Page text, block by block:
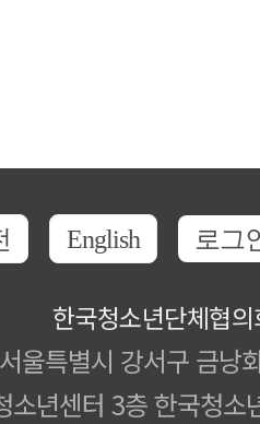
English 로그
한국청소년단체협
울특별시 강서구 금낭
소년센터 3층 한국청소